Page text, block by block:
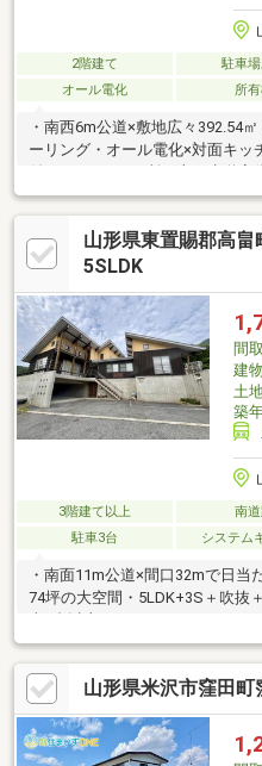
2階建て 駐車場
オール電化
所
・南西6m公道×敷地広々392.54
ーリング・オール電化×対面キッ
付き、トイレ2カ所・上下水道完
ーム済(キッチン・洗面化粧台・
替、照明一部交換)
山形県東置賜郡高畠
5SLDK
間
建
土
築
3階建て以上 南
駐車3台
システム
・南面11m公道×間口32mで日当
74坪の大空間・5LDK+3S＋吹抜
など収納豊富・エレベーター付
アウトドアも満喫・3階と2階店
約後に変更登記予定です。・隣
応じて一括売却可能
山形県米沢市窪田町